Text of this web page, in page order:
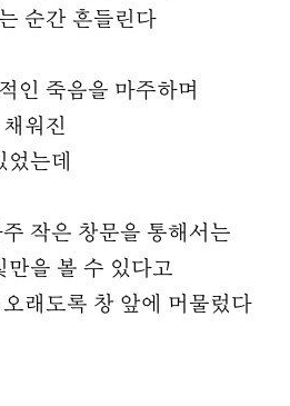
순간 흔들린다
죽음을 마주하며
워진
는데
작은 창문을 통해서는
을 볼 수 있다고
도록 창 앞에 머물렀다